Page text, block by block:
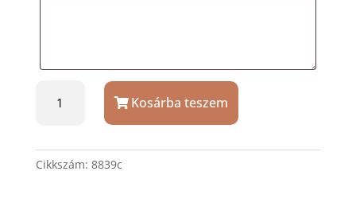
születési
+
Kosárba teszem
Cikkszám: 8839c